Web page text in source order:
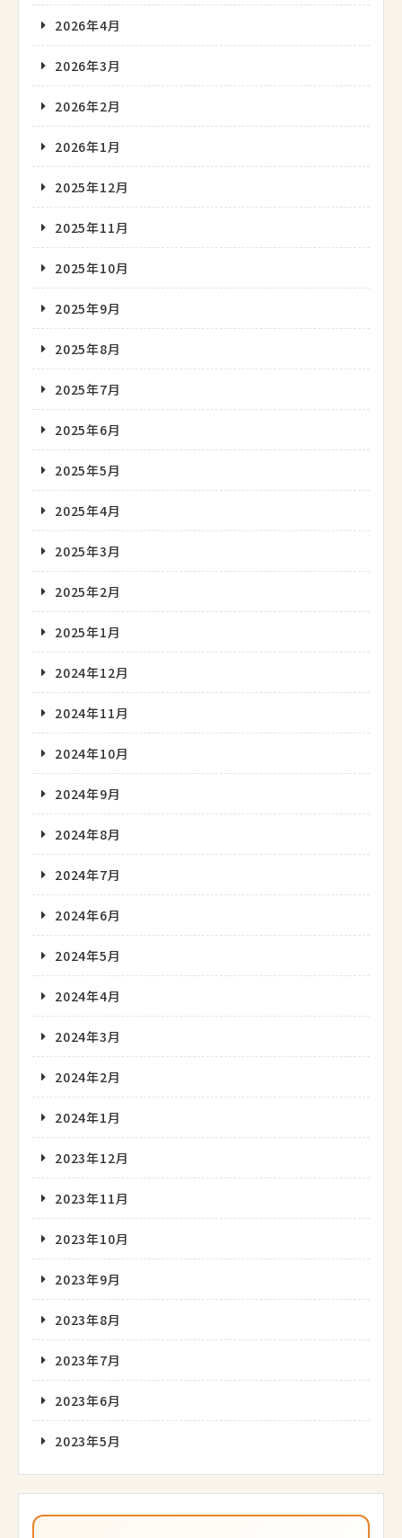
2026年4月
2026年3月
2026年2月
2026年1月
2025年12月
2025年11月
2025年10月
2025年9月
2025年8月
2025年7月
2025年6月
2025年5月
2025年4月
2025年3月
2025年2月
2025年1月
2024年12月
2024年11月
2024年10月
2024年9月
2024年8月
2024年7月
2024年6月
2024年5月
2024年4月
2024年3月
2024年2月
2024年1月
2023年12月
2023年11月
2023年10月
2023年9月
2023年8月
2023年7月
2023年6月
2023年5月